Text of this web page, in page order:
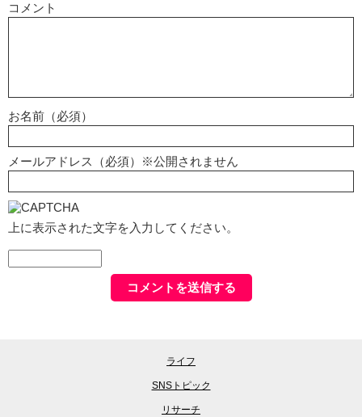
コメント
お名前（必須）
メールアドレス（必須）※公開されません
上に表示された文字を入力してください。
ライフ
SNSトピック
リサーチ